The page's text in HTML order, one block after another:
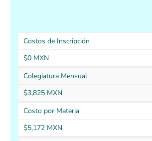
Costos de Inscripción
$0 MXN
Colegiatura Mensual
$3,825 MXN
Costo por Materia
$5,172 MXN